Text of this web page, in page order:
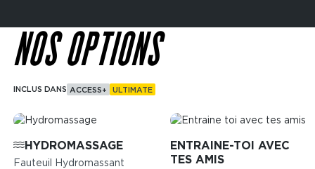
NOS OPTIONS
INCLUS DANS ACCESS+ ULTIMATE
Image
HYDROMASSAGE
Fauteuil Hydromassant
Image
ENTRAINE-TOI AVEC
TES AMIS